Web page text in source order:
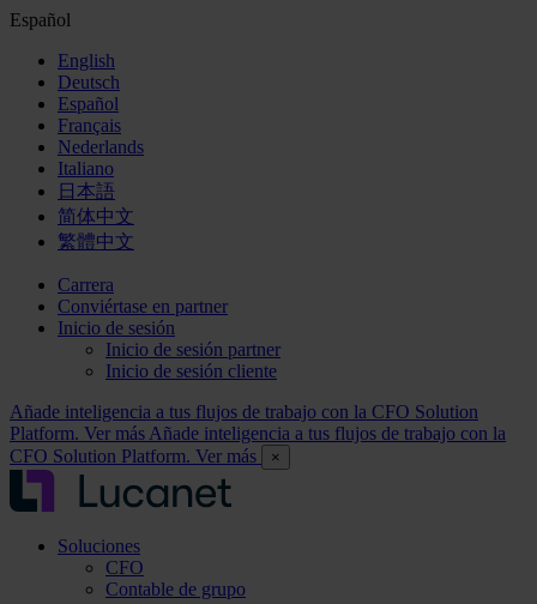
Español
English
Deutsch
Español
Français
Nederlands
Italiano
日本語
简体中文
繁體中文
Carrera
Conviértase en partner
Inicio de sesión
Inicio de sesión partner
Inicio de sesión cliente
Añade inteligencia a tus flujos de trabajo con la CFO Solution
Platform. Ver más Añade inteligencia a tus flujos de trabajo con la
CFO Solution Platform. Ver más
×
Soluciones
CFO
Contable de grupo